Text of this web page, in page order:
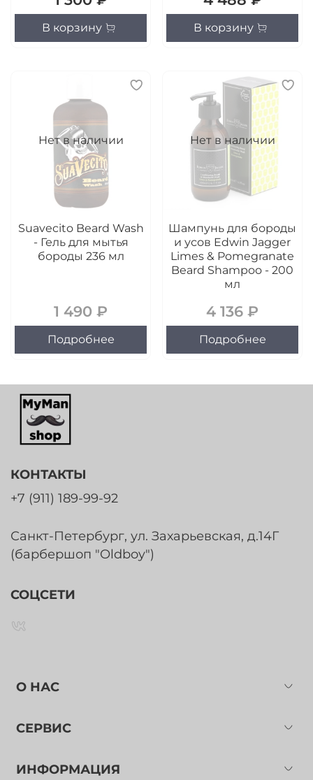
В корзину В корзину
Нет в наличии
Suavecito Beard Wash
- Гель для мытья
бороды 236 мл
1 490 ₽
Подробнее
Нет в наличии
Шампунь для бороды
и усов Edwin Jagger
Limes & Pomegranate
Beard Shampoo - 200
мл
4 136 ₽
Подробнее
О НАС
СЕРВИС
ИНФОРМАЦИЯ
КОНТАКТЫ
+7 (911) 189-99-92
Санкт-Петербург, ул. Захарьевская, д.14Г
(барбершоп "Oldboy")
СОЦСЕТИ